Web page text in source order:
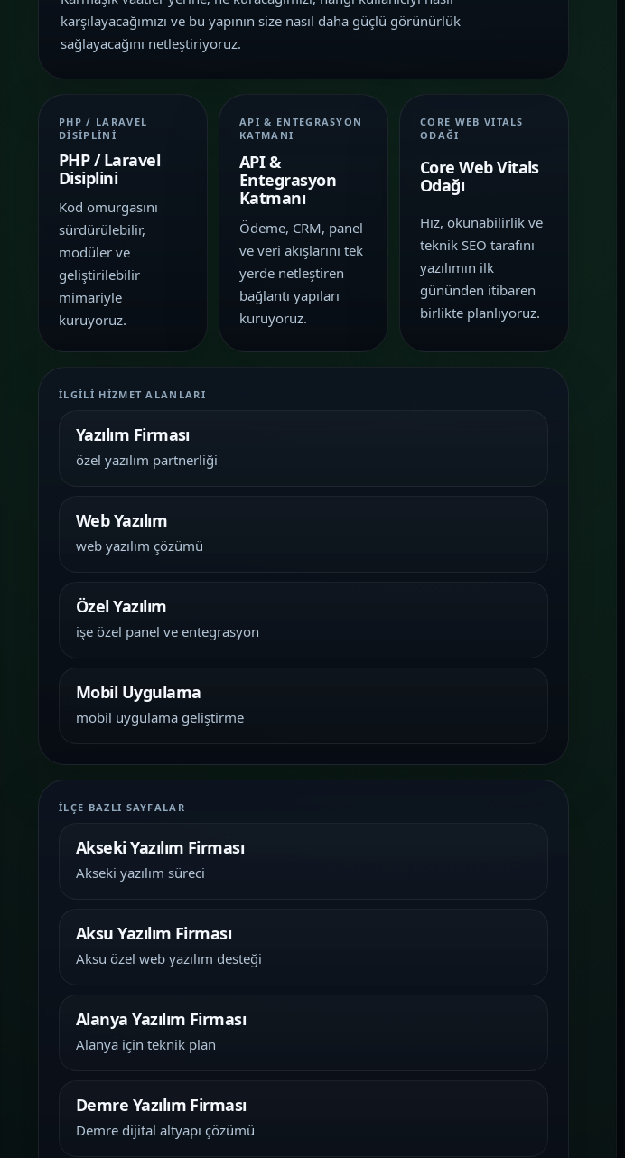
demo ve teslim
karşılayacağımızı ve bu yapının size nasıl daha güçlü görünürlük
sağlayacağını netleştiriyoruz.
PHP / LARAVEL
DISIPLINI
PHP / Laravel
Disiplini
Kod omurgasını
sürdürülebilir,
modüler ve
geliştirilebilir
mimariyle
kuruyoruz.
API & ENTEGRASYON
KATMANI
API &
Entegrasyon
Katmanı
Ödeme, CRM, panel
ve veri akışlarını tek
yerde netleştiren
bağlantı yapıları
kuruyoruz.
CORE WEB VITALS
ODAĞI
Core Web Vitals
Odağı
Hız, okunabilirlik ve
teknik SEO tarafını
yazılımın ilk
gününden itibaren
birlikte planlıyoruz.
İLGILI HIZMET ALANLARI
Yazılım Firması
özel yazılım partnerliği
Web Yazılım
web yazılım çözümü
Özel Yazılım
işe özel panel ve entegrasyon
Mobil Uygulama
mobil uygulama geliştirme
İLÇE BAZLI SAYFALAR
Akseki Yazılım Firması
Akseki yazılım süreci
Aksu Yazılım Firması
Aksu özel web yazılım desteği
Alanya Yazılım Firması
Alanya için teknik plan
Demre Yazılım Firması
Demre dijital altyapı çözümü